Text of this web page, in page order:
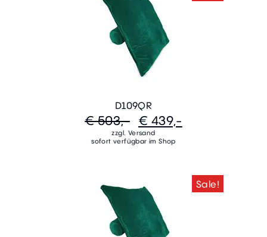
D109QR
€ 503,- € 439,-
zzgl. Versand
sofort verfügbar im Shop
Sale!